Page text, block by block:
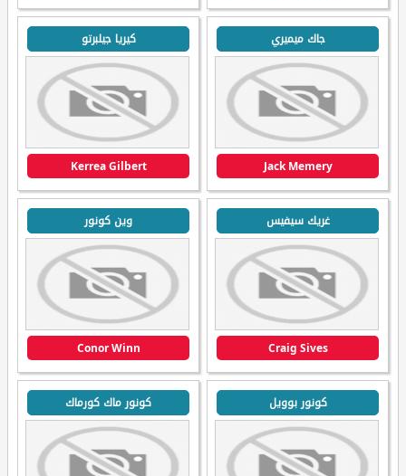
جاك ميميري
Jack Memery
كيريا جيلبرتو
Kerrea Gilbert
غريك سيفيس
Craig Sives
وين كونور
Conor Winn
كونور بوويل كونور ماك كورماك